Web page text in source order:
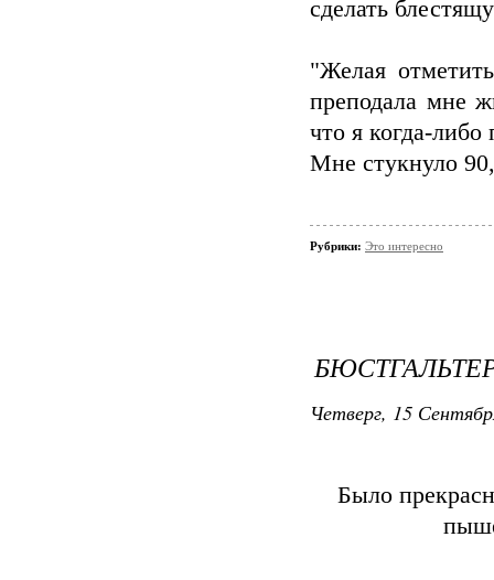
сделать
"Желая
преподала мне
что я когда-либо
Мне стукнуло
Рубрики: Это интересно
Четверг, 15
Было